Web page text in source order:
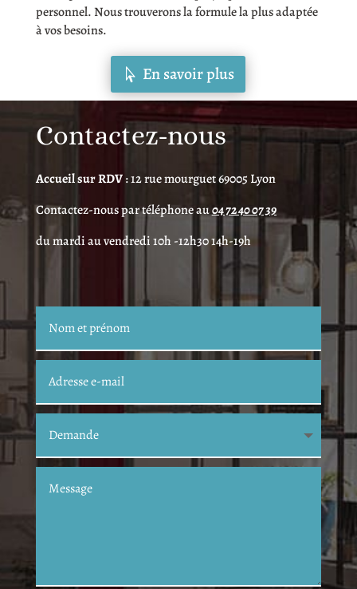
personnel. Nous trouverons la formule la plus adaptée
à vos besoins.
En savoir plus
Contactez-nous
Accueil sur RDV: 12 rue mourguet 69005 Lyon
Contactez-nous par téléphone au04 72 40 07 39
du mardi au vendredi 10h -12h30 14h-19h